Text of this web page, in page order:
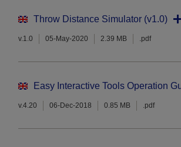
Throw Distance Simulator (v1.0)
v.1.0 05-May-2020 2.39 MB .pdf
Easy Interactive Tools Operation
v.4.20 06-Dec-2018 0.85 MB .pdf